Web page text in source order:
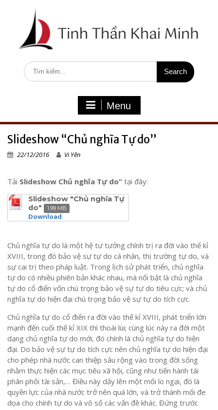
S
e
f
Menu
Slideshow “Chủ nghĩa Tự do”
22/12/2016 Vi Yên
Tải Slideshow Chủ nghĩa Tự do” tại đây:
Slideshow "Chủ nghĩa Tự
do"
1.99 MB
Download
Chủ nghĩa tự do là một hệ tư tưởng chính trị ra đời vào thế kỉ
XVIII, trong đó bảo vệ sự tự do cá nhân, thị trường tự do, và
sự cai trị theo pháp luật. Trong lịch sử phát triển, chủ nghĩa
tự do có nhiều phiên bản khác nhau, mà nổi bật là chủ nghĩa
tự do cổ điển vốn chú trọng bảo vệ sự tự do tiêu cực; và chủ
nghĩa tự do hiện đại chú trọng bảo vệ sự tự do tích cực.
Chủ nghĩa tự do cổ điển ra đời vào thế kỉ XVIII, phát triển lớn
mạnh đến cuối thế kỉ XIX thì thoái lùi; cùng lúc này ra đời một
dạng chủ nghĩa tự do mới, đó chính là chủ nghĩa tự do hiện
đại. Do bảo vệ sự tự do tích cực nên chủ nghĩa tự do hiện đại
cho phép nhà nước can thiệp sâu rộng vào trong đời sống
nhằm thực hiện các mục tiêu xã hội, cũng như tiến hành tái
phân phối tài sản,… Điều này dấy lên một mối lo ngại, đó là
quyền lực của nhà nước trở nên quá lớn, và trở thành mối đe
dọa cho chính tự do và vô số các vấn đề khác. Đứng trước